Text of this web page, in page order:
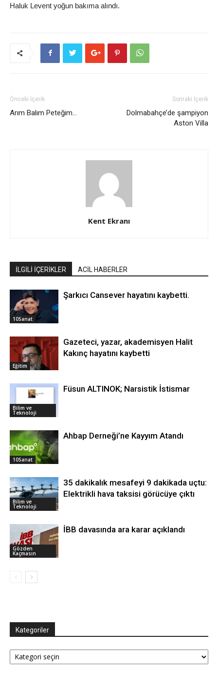
Haluk Levent yoğun bakıma alındı.
Önceki İçerik
Arım Balım Peteğim…
Sonraki İçerik
Dolmabahçe’de şampiyon
Aston Villa
Kent Ekranı
İLGİLİ İÇERİKLER ACİL HABERLER
10Sanat
Şarkıcı Cansever hayatını kaybetti.
Eğitim
Gazeteci, yazar, akademisyen Halit
Kakınç hayatını kaybetti
Bilim ve
Teknoloji
Füsun ALTINOK; Narsistik İstismar
10Sanat
Ahbap Derneği’ne Kayyım Atandı
Bilim ve
Teknoloji
35 dakikalık mesafeyi 9 dakikada uçtu:
Elektrikli hava taksisi görücüye çıktı
Gözden
Kaçmasın
İBB davasında ara karar açıklandı
Kategoriler
Kategoriler